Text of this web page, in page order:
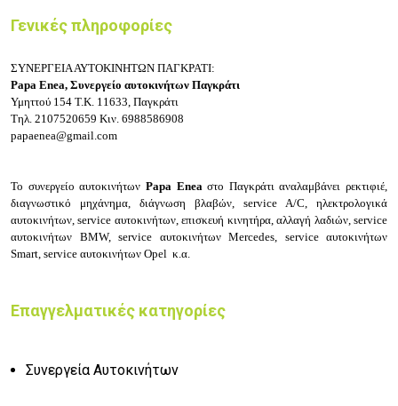
Γενικές πληροφορίες
ΣΥΝΕΡΓΕΙΑ ΑΥΤΟΚΙΝΗΤΩΝ ΠΑΓΚΡΑΤΙ:
Papa Enea, Συνεργείο αυτοκινήτων Παγκράτι
Υμηττού 154 Τ.Κ. 11633, Παγκράτι
Τηλ. 2107520659 Κιν. 6988586908
papaenea@gmail.com
Το συνεργείο αυτοκινήτων Papa Enea στο Παγκράτι αναλαμβάνει ρεκτιφιέ,
διαγνωστικό μηχάνημα, διάγνωση βλαβών, service A/C, ηλεκτρολογικά
αυτοκινήτων, service αυτοκινήτων, επισκευή κινητήρα, αλλαγή λαδιών, service
αυτοκινήτων BMW, service αυτοκινήτων Mercedes, service αυτοκινήτων
Smart, service αυτοκινήτων Opel κ.α.
Επαγγελματικές κατηγορίες
Συνεργεία Αυτοκινήτων